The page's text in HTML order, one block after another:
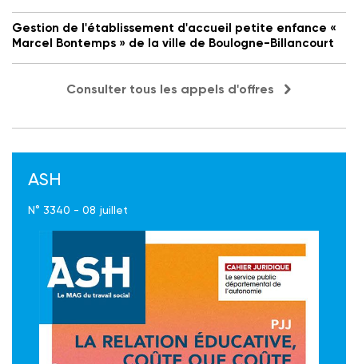
Gestion de l'établissement d'accueil petite enfance «
Marcel Bontemps » de la ville de Boulogne-Billancourt
Consulter tous les appels d'offres
ASH
N° 3340 - 08 juillet